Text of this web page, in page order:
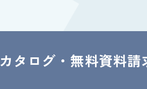
カタログ・無料資料請